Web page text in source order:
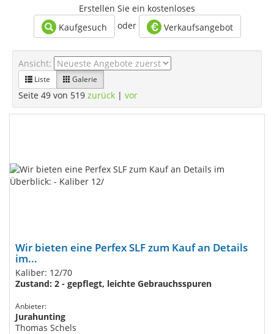
Erstellen Sie ein kostenloses
Kaufgesuch
oder Verkaufsangebot
Ansicht:
Liste Galerie
Seite 49 von 519 zurück | vor
Wir bieten eine Perfex SLF zum Kauf an Details
im...
Kaliber: 12/70
Zustand: 2 - gepflegt, leichte Gebrauchsspuren
Anbieter:
Jurahunting
Thomas Schels